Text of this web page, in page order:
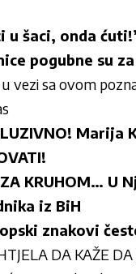
u šaci, onda
pogubne su
u vezi sa ovom
ZA KRUHOM…
iz BiH
znakovi
DA KAŽE